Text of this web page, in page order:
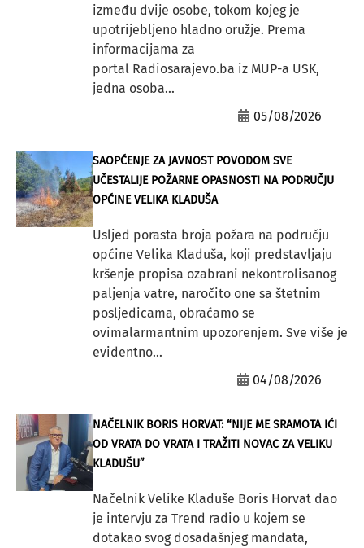
između dvije osobe, tokom kojeg je
upotrijebljeno hladno oružje. Prema
informacijama za
portal Radiosarajevo.ba iz MUP-a USK,
jedna osoba...
05/08/2026
SAOPĆENJE ZA JAVNOST POVODOM SVE
UČESTALIJE POŽARNE OPASNOSTI NA PODRUČJU
OPĆINE VELIKA KLADUŠA
Usljed porasta broja požara na području
općine Velika Kladuša, koji predstavljaju
kršenje propisa ozabrani nekontrolisanog
paljenja vatre, naročito one sa štetnim
posljedicama, obraćamo se
ovimalarmantnim upozorenjem. Sve više je
evidentno...
04/08/2026
NAČELNIK BORIS HORVAT: “NIJE ME SRAMOTA IĆI
OD VRATA DO VRATA I TRAŽITI NOVAC ZA VELIKU
KLADUŠU”
Načelnik Velike Kladuše Boris Horvat dao
je intervju za Trend radio u kojem se
dotakao svog dosadašnjeg mandata,